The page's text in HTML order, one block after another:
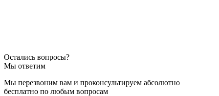
Остались вопросы?
Мы ответим
Мы перезвоним вам и проконсультируем абсолютно
бесплатно по любым вопросам